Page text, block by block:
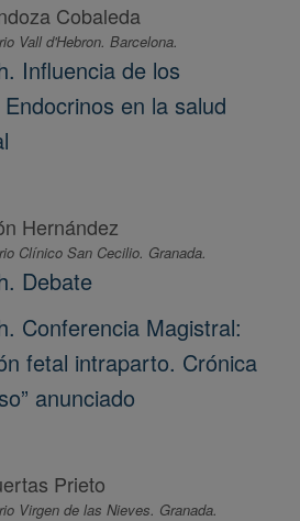
Cobaleda
Vall d'Hebron. Barcelona.
Influencia de los
en la salud
Hernández
Clínico San Cecilio. Granada.
Debate
Conferencia Magistral:
fetal intraparto. Crónica
anunciado
Prieto
Virgen de las Nieves. Granada.